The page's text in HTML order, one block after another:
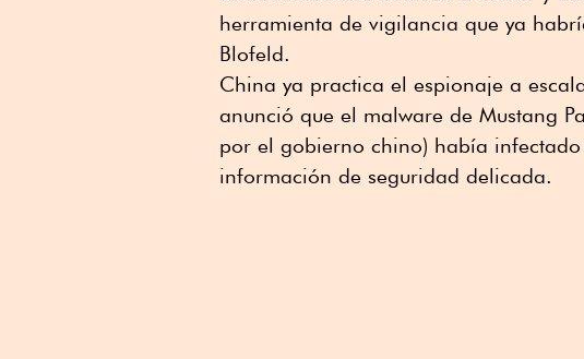
herramienta de vigilancia que ya
Blofeld.
China ya practica el espionaje a
anunció que el malware de Mustang
por el gobierno chino) había
información de seguridad delicada.